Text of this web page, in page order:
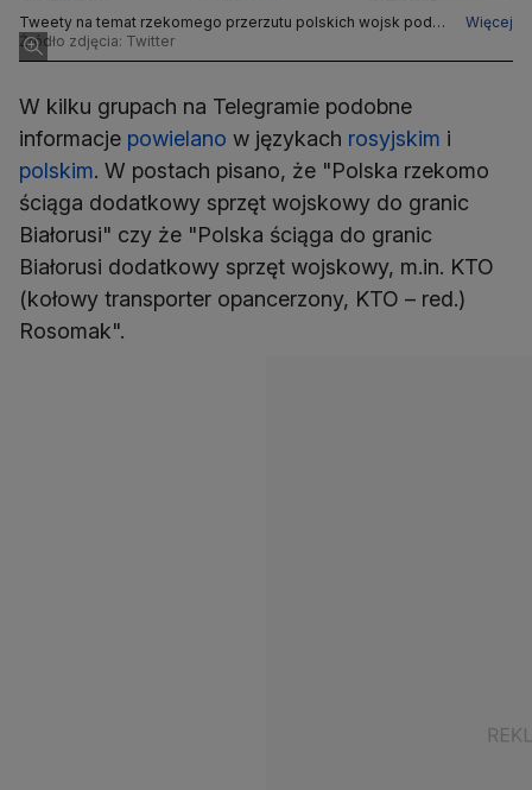
Tweety na temat rzekomego przerzutu polskich wojsk pod
granicę z Białorusią
Więcej
Źródło zdjęcia: Twitter
W kilku grupach na Telegramie podobne
informacje powielano w językach rosyjskim i
polskim. W postach pisano, że "Polska rzekomo
ściąga dodatkowy sprzęt wojskowy do granic
Białorusi" czy że "Polska ściąga do granic
Białorusi dodatkowy sprzęt wojskowy, m.in. KTO
(kołowy transporter opancerzony, KTO – red.)
Rosomak".